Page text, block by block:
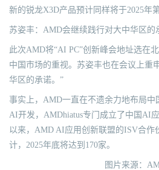
新的锐龙X3D产品预计同样将于2025年
苏姿丰：AMD会继续践行对大中华区的
此次AMD将“AI PC”创新峰会地址选在
中国市场的重视。苏姿丰也在会议上重
华区的承诺。”
事实上，AMD一直在不遗余力地布局中
AI开发，AMDhiatus专门成立了中国AI
以来，AMD AI应用创新联盟的ISV合作
计，2025年底将达到170家。
图片来源：